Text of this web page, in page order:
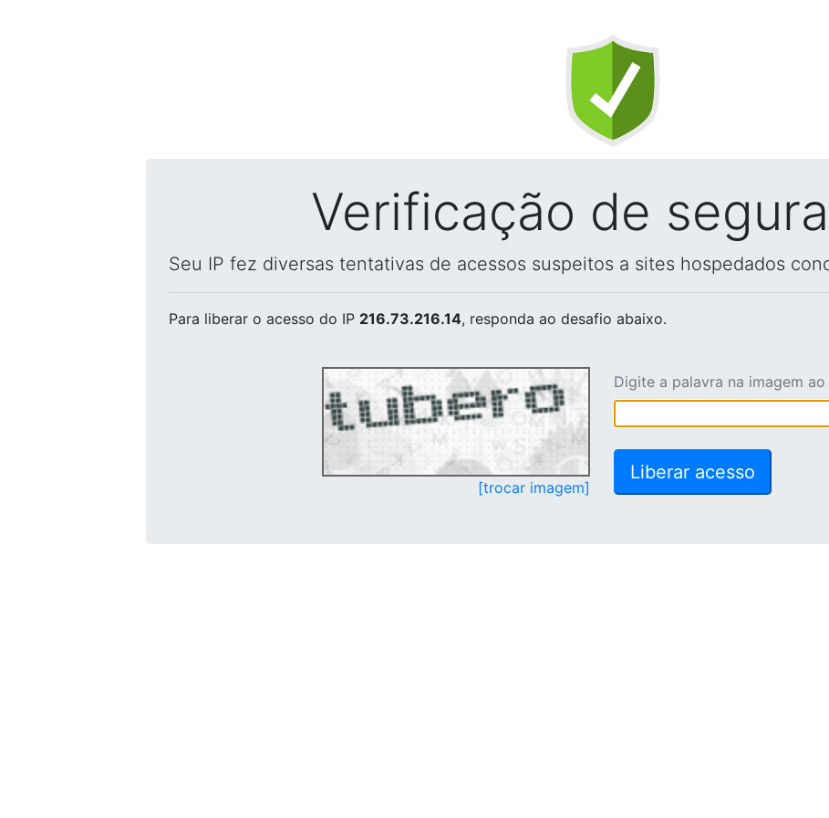
Verificação de
Seu IP fez diversas tentativas de acessos suspeitos a sites hospedados
Para liberar o acesso do IP 216.73.216.14, responda ao desafio abaixo.
[trocar imagem]
Digite a palavra na imagem